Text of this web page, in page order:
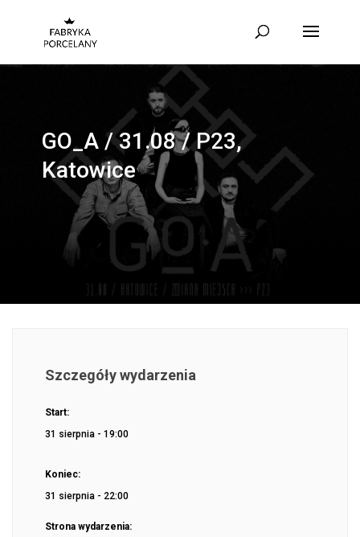
GO_A / 31.08 / P23,
Katowice
Szczegóły wydarzenia
Start:
31 sierpnia - 19:00
Koniec:
31 sierpnia - 22:00
Strona wydarzenia: